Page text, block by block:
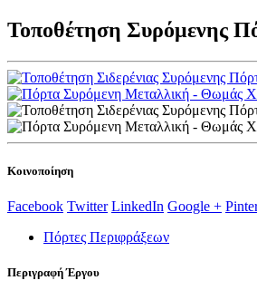
Τοποθέτηση Συρόμενης
Κοινοποίηση
Facebook Twitter LinkedIn Google +
Πόρτες Περιφράξεων
ΠεριγραφήΈργου